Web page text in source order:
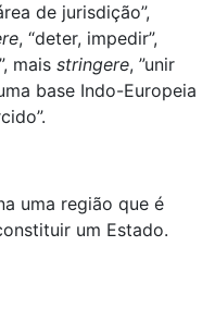
de jurisdição”,
, “deter, impedir”,
mais stringere, ”unir
base Indo-Europeia
uma região que é
um Estado.